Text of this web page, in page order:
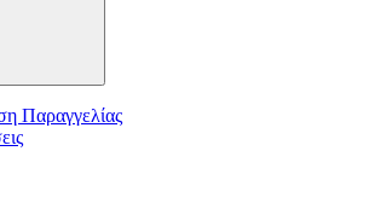
Παραγγελίας